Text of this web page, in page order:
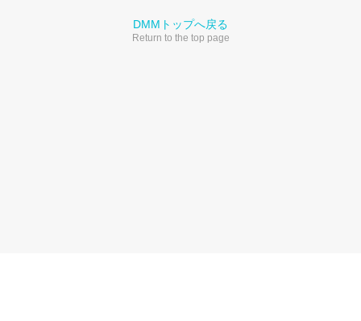
DMMトップへ戻る
Return to the top page